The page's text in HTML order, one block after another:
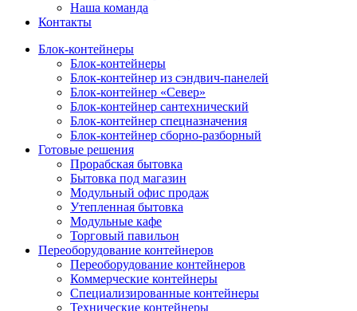
Наша команда
Контакты
Блок-контейнеры
Блок-контейнеры
Блок-контейнер из сэндвич-панелей
Блок-контейнер «Север»
Блок-контейнер сантехнический
Блок-контейнер спецназначения
Блок-контейнер сборно-разборный
Готовые решения
Прорабская бытовка
Бытовка под магазин
Модульный офис продаж
Утепленная бытовка
Модульные кафе
Торговый павильон
Переоборудование контейнеров
Переоборудование контейнеров
Коммерческие контейнеры
Специализированные контейнеры
Технические контейнеры